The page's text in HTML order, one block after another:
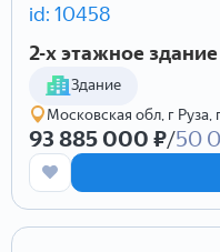
id: 10458
2-х этажное
Здание
Московская обл, г
93 885 000 ₽/50